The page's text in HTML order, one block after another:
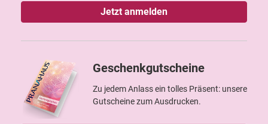
Jetzt anmelden
Geschenkgutscheine
Zu jedem Anlass ein tolles Präsent: unsere
Gutscheine zum Ausdrucken.